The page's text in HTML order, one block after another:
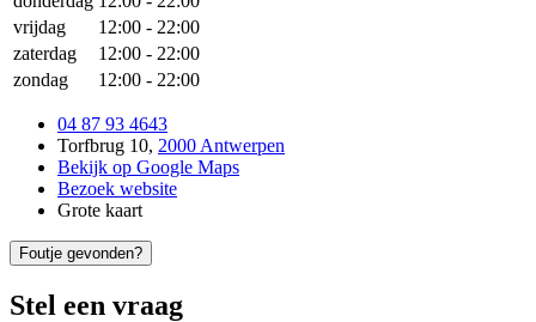
vrijdag
12:00 - 22:00
zaterdag
12:00 - 22:00
zondag
12:00 - 22:00
04 87 93 4643
Torfbrug 10, 2000 Antwerpen
Bekijk op Google Maps
Bezoek website
Grote kaart
Foutje gevonden?
Stel een vraag